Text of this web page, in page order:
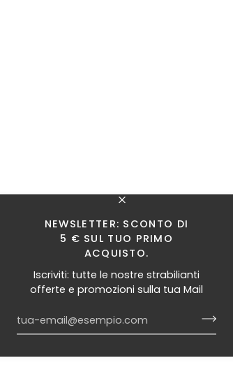
NEWSLETTER: SCONTO DI
5 € SUL TUO PRIMO
ACQUISTO.
Iscriviti: tutte le nostre strabilianti
offerte e promozioni sulla tua Mail
TI INTERESSANO ANCHE QUESTI ARTICOLI?